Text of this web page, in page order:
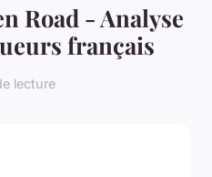
Road - Analyse
français
lecture